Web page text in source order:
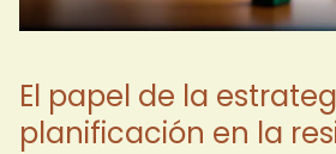
El papel de la
planificación en la